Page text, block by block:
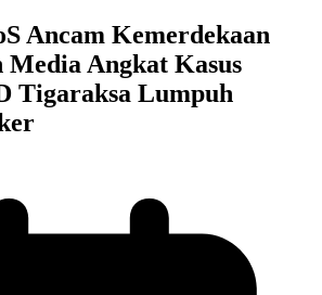
Ancam Kemerdekaan
Media Angkat Kasus
Tigaraksa Lumpuh